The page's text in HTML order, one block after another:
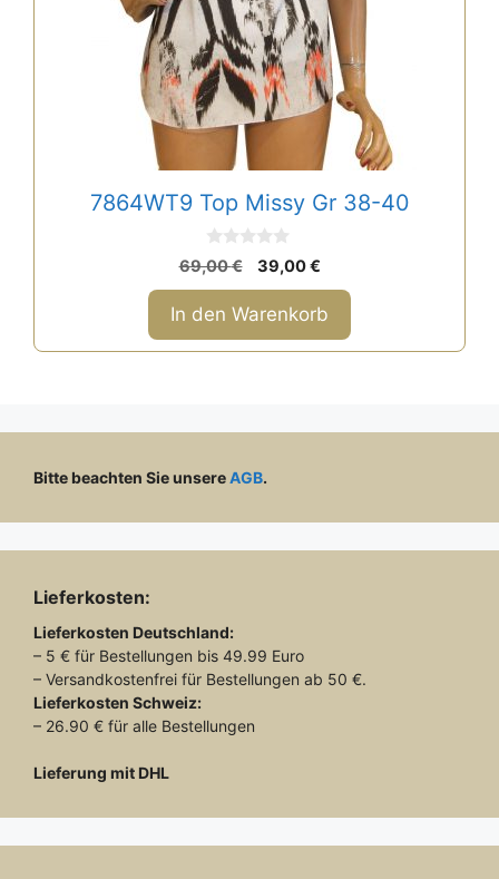
7864WT9 Top Missy Gr 38-40
0
v
o
n
5
69,00€
Ursprünglicher
Preis
war:
69,00 €
39,00€Aktueller
Preis
ist:
39,00 €.
In den Warenkorb
Bitte beachten Sie unsereAGB.
Lieferkosten:
Lieferkosten Deutschland:
– 5 € für Bestellungen bis 49.99 Euro
– Versandkostenfrei für Bestellungen ab 50 €.
Lieferkosten Schweiz:
– 26.90 € für alle Bestellungen
Lieferung mit DHL